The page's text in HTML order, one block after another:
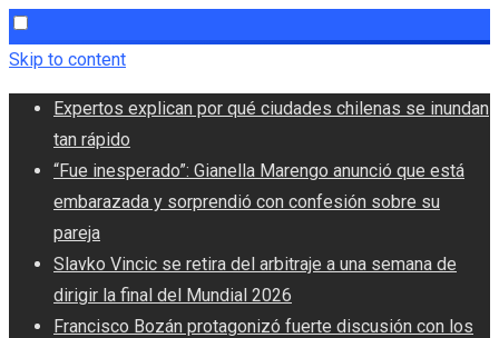
Skip to content
Expertos explican por qué ciudades chilenas se inundan
tan rápido
“Fue inesperado”: Gianella Marengo anunció que está
embarazada y sorprendió con confesión sobre su
pareja
Slavko Vincic se retira del arbitraje a una semana de
dirigir la final del Mundial 2026
Francisco Bozán protagonizó fuerte discusión con los